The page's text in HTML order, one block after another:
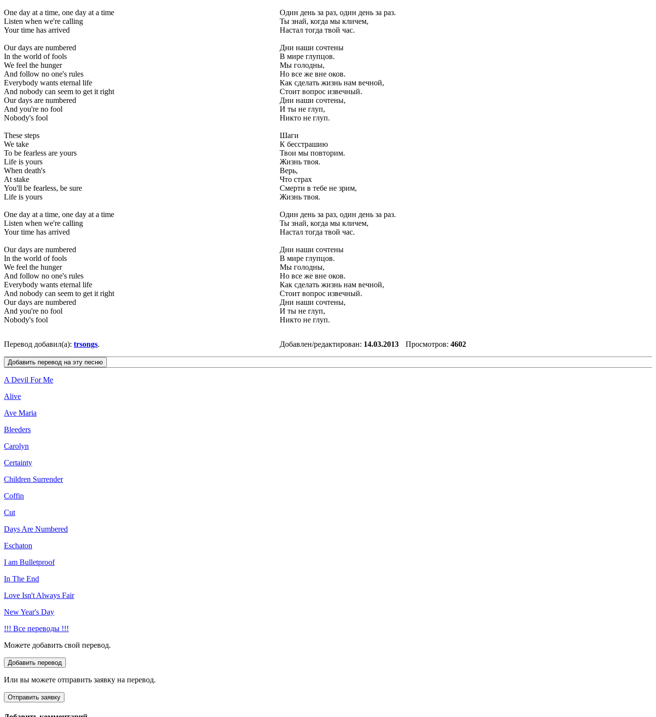
One day at a time, one day at a time
Listen when we're calling
Your time has arrived
Our days are numbered
In the world of fools
We feel the hunger
And follow no one's rules
Everybody wants eternal life
And nobody can seem to get it right
Our days are numbered
And you're no fool
Nobody's fool
These steps
We take
To be fearless are yours
Life is yours
When death's
At stake
You'll be fearless, be sure
Life is yours
One day at a time, one day at a time
Listen when we're calling
Your time has arrived
Our days are numbered
In the world of fools
We feel the hunger
And follow no one's rules
Everybody wants eternal life
And nobody can seem to get it right
Our days are numbered
And you're no fool
Nobody's fool
Один день за раз, один день за раз.
Ты знай, когда мы кличем,
Настал тогда твой час.
Дни наши сочтены
В мире глупцов.
Мы голодны,
Но все же вне оков.
Как сделать жизнь нам вечной,
Стоит вопрос извечный.
Дни наши сочтены,
И ты не глуп,
Никто не глуп.
Шаги
К бесстрашию
Твои мы повторим.
Жизнь твоя.
Верь,
Что страх
Смерти в тебе не зрим,
Жизнь твоя.
Один день за раз, один день за раз.
Ты знай, когда мы кличем,
Настал тогда твой час.
Дни наши сочтены
В мире глупцов.
Мы голодны,
Но все же вне оков.
Как сделать жизнь нам вечной,
Стоит вопрос извечный.
Дни наши сочтены,
И ты не глуп,
Никто не глуп.
Перевод добавил(а): trsongs. Добавлен/редактирован: 14.03.2013 Просмотров: 4602
A Devil For Me
Alive
Ave Maria
Bleeders
Carolyn
Certainty
Children Surrender
Coffin
Cut
Days Are Numbered
Eschaton
I am Bulletproof
In The End
Love Isn't Always Fair
New Year's Day
!!! Все переводы !!!
Можете добавить свой перевод.
Или вы можете отправить заявку на перевод.